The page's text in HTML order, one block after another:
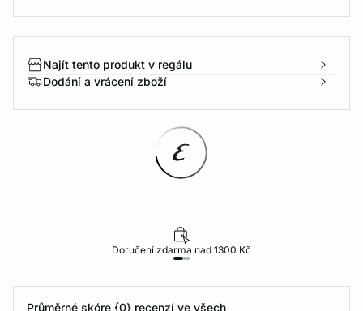
Najít tento produkt v regálu
Dodání a vrácení zboží
Doručení zdarma nad 1300 Kč
Průměrné skóre {0} recenzí ve všech